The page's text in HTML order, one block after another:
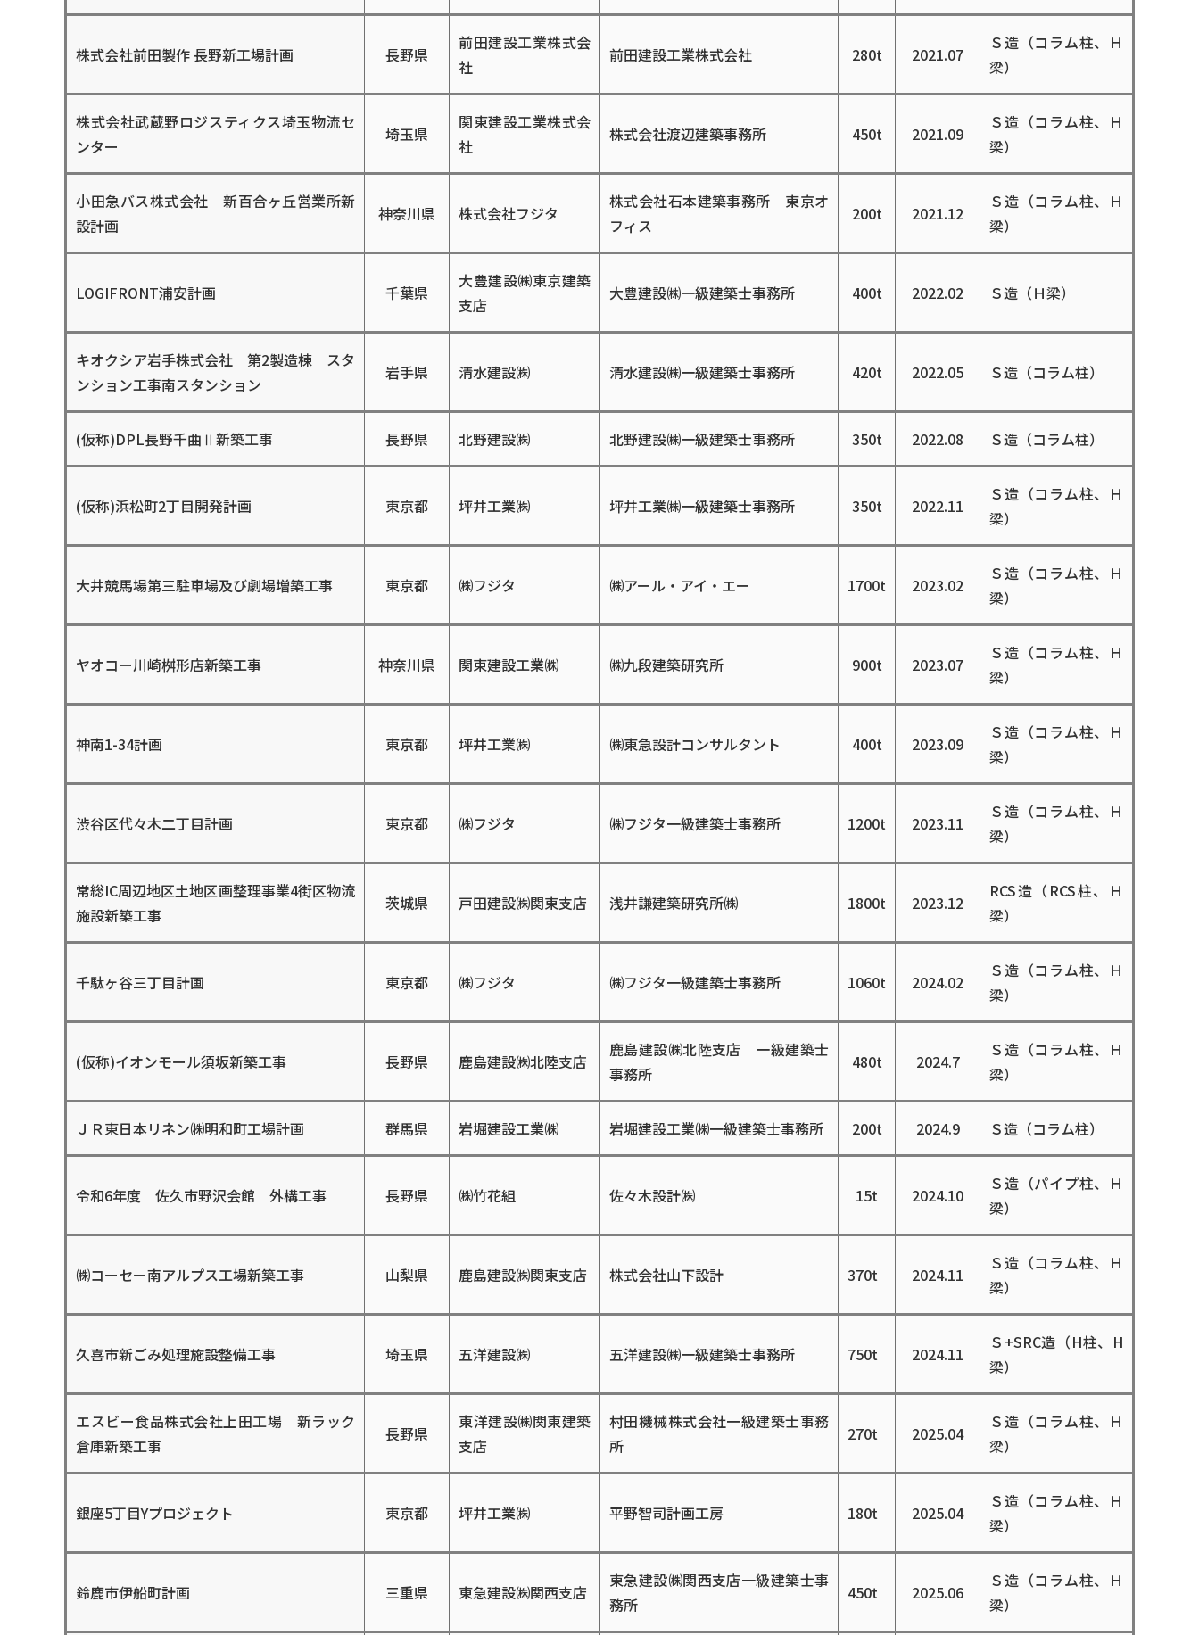
株式会社前⽥製作 ⻑野新⼯場計画 ⻑野県
前⽥建設⼯業株式会
社
前⽥建設⼯業株式会社 280t 2021.07
Ｓ造（コラム柱、Ｈ
梁）
株式会社武蔵野ロジスティクス埼⽟物流セ
ンター
埼⽟県
関東建設⼯業株式会
社
株式会社渡辺建築事務所 450t 2021.09
Ｓ造（コラム柱、Ｈ
梁）
小田急バス株式会社 新百合ヶ丘営業所新
設計画
神奈川県 株式会社フジタ
株式会社石本建築事務所 東京オ
フィス
200t 2021.12
Ｓ造（コラム柱、Ｈ
梁）
LOGIFRONT浦安計画 千葉県
大豊建設㈱東京建築
支店
大豊建設㈱一級建築士事務所 400t 2022.02 Ｓ造（Ｈ梁）
キオクシア岩手株式会社 第2製造棟 スタ
ンション工事南スタンション
岩手県 清水建設㈱ 清水建設㈱一級建築士事務所 420t 2022.05 Ｓ造（コラム柱）
(仮称)DPL長野千曲Ⅱ新築工事 長野県 北野建設㈱ 北野建設㈱一級建築士事務所 350t 2022.08 Ｓ造（コラム柱）
(仮称)浜松町2丁目開発計画 東京都 坪井工業㈱ 坪井工業㈱一級建築士事務所 350t 2022.11
Ｓ造（コラム柱、Ｈ
梁）
大井競馬場第三駐車場及び劇場増築工事 東京都 ㈱フジタ ㈱アール・アイ・エー 1700t 2023.02
Ｓ造（コラム柱、Ｈ
梁）
ヤオコー川崎桝形店新築工事 神奈川県 関東建設工業㈱ ㈱九段建築研究所 900t 2023.07
Ｓ造（コラム柱、Ｈ
梁）
神南1-34計画 東京都 坪井工業㈱ ㈱東急設計コンサルタント 400t 2023.09
Ｓ造（コラム柱、Ｈ
梁）
渋谷区代々木二丁目計画 東京都 ㈱フジタ ㈱フジタ一級建築士事務所 1200t 2023.11
Ｓ造（コラム柱、Ｈ
梁）
常総IC周辺地区土地区画整理事業4街区物流
施設新築工事
茨城県 戸田建設㈱関東支店 浅井謙建築研究所㈱ 1800t 2023.12
RCS造（RCS柱、Ｈ
梁）
千駄ヶ谷三丁目計画 東京都 ㈱フジタ ㈱フジタ一級建築士事務所 1060t 2024.02
Ｓ造（コラム柱、Ｈ
梁）
(仮称)イオンモール須坂新築工事 長野県 鹿島建設㈱北陸支店
鹿島建設㈱北陸支店 一級建築士
事務所
480t 2024.7
Ｓ造（コラム柱、Ｈ
梁）
ＪＲ東日本リネン㈱明和町工場計画 群馬県 岩堀建設工業㈱ 岩堀建設工業㈱一級建築士事務所 200t 2024.9 Ｓ造（コラム柱）
令和6年度 佐久市野沢会館 外構工事 長野県 ㈱竹花組 佐々木設計㈱ 15t 2024.10
Ｓ造（パイプ柱、Ｈ
梁）
㈱コーセー南アルプス工場新築工事 山梨県 鹿島建設㈱関東支店 株式会社山下設計 370t 2024.11
Ｓ造（コラム柱、Ｈ
梁）
久喜市新ごみ処理施設整備工事 埼玉県 五洋建設㈱ 五洋建設㈱一級建築士事務所 750t 2024.11
Ｓ+SRC造（H柱、H
梁）
エスビー食品株式会社上田工場 新ラック
倉庫新築工事
長野県
東洋建設㈱関東建築
支店
村田機械株式会社一級建築士事務
所
270t 2025.04
Ｓ造（コラム柱、Ｈ
梁）
銀座5丁目Yプロジェクト 東京都 坪井工業㈱ 平野智司計画工房 180t 2025.04
Ｓ造（コラム柱、Ｈ
梁）
鈴鹿市伊船町計画 三重県 東急建設㈱関西支店
東急建設㈱関西支店一級建築士事
務所
450t 2025.06
Ｓ造（コラム柱、Ｈ
梁）